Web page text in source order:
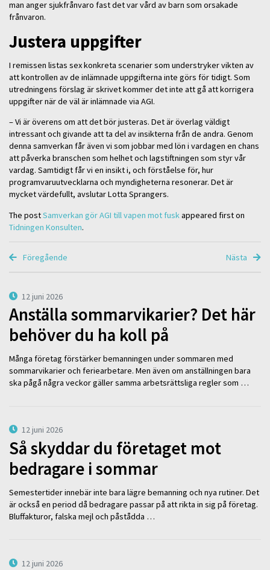
man anger sjukfrånvaro fast det var vård av barn som orsakade
frånvaron.
Justera uppgifter
I remissen listas sex konkreta scenarier som understryker vikten av
att kontrollen av de inlämnade uppgifterna inte görs för tidigt. Som
utredningens förslag är skrivet kommer det inte att gå att korrigera
uppgifter när de väl är inlämnade via AGI.
– Vi är överens om att det bör justeras. Det är överlag väldigt
intressant och givande att ta del av insikterna från de andra. Genom
denna samverkan får även vi som jobbar med lön i vardagen en chans
att påverka branschen som helhet och lagstiftningen som styr vår
vardag. Samtidigt får vi en insikt i, och förståelse för, hur
programvaruutvecklarna och myndigheterna resonerar. Det är
mycket värdefullt, avslutar Lotta Sprangers.
The postSamverkan gör AGI till vapen mot fuskappeared first on
Tidningen Konsulten.
Föregående Nästa
12 juni 2026
Anställa sommarvikarier? Det här
behöver du ha koll på
Många företag förstärker bemanningen under sommaren med
sommarvikarier och feriearbetare. Men även om anställningen bara
ska pågå några veckor gäller samma arbetsrättsliga regler som …
12 juni 2026
Så skyddar du företaget mot
bedragare i sommar
Semestertider innebär inte bara lägre bemanning och nya rutiner. Det
är också en period då bedragare passar på att rikta in sig på företag.
Bluffakturor, falska mejl och påstådda …
12 juni 2026